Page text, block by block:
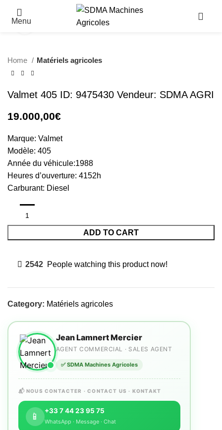
Menu Click to enlarge
Home Matériels agricoles
Valmet 405 ID: 9475430 Vendeur: SDMA AGRI
19.000,00€
Marque: Valmet
Modèle: 405
Année du véhicule:1988
Heures d’ouverture: 4152h
Carburant: Diesel
ADD TO CART
2542 People watching this product now!
Category: Matériels agricoles
Jean Lamnert Mercier
AGENT COMMERCIAL · SALES AGENT
✅ SDMA Machines Agricoles
📬 NOUS CONTACTER · CONTACT US · KONTAKT
📱
+33 7 44 23 95 75
WhatsApp · Message · Chat